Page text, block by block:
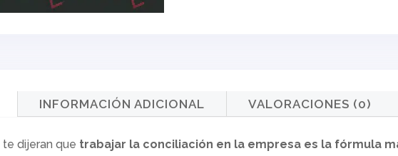
INFORMACIÓN ADICIONAL VALORACIONES (0)
te dijeran que trabajar la conciliación en la empresa es la fórmula